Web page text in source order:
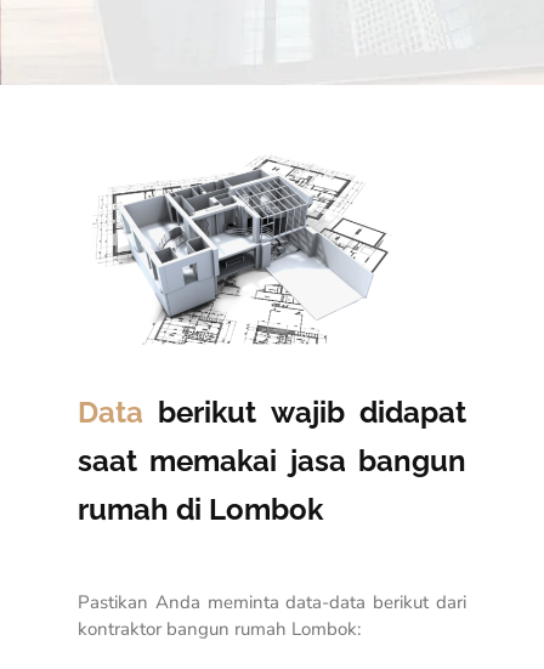
Data berikut wajib didapat
saat memakai jasa bangun
rumah di Lombok
Pastikan Anda meminta data-data berikut dari
kontraktor bangun rumah Lombok: